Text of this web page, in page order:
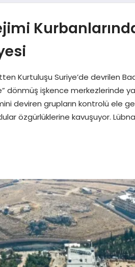
Kurtuluşu Suriye’de devrilen
dönmüş işkence merkezlerinde
deviren grupların kontrolü ele
özgürlüklerine kavuşuyor.